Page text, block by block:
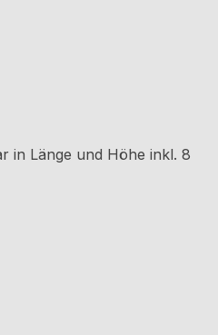
in Länge und Höhe inkl. 8